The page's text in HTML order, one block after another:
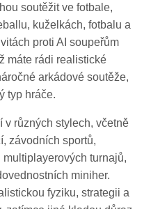
soutěžit ve fotbale,
kuželkách, fotbalu a
proti AI soupeřům
máte rádi realistické
arkádové soutěže,
typ hráče.
v různých stylech, včetně
závodních sportů,
turnajů,
miniher.
fyziku, strategii a